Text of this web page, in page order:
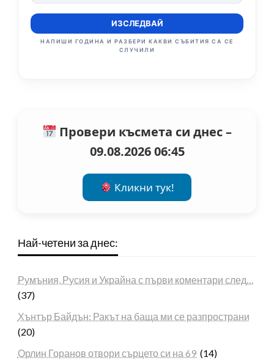
ИЗСЛЕДВАЙ
НАПИШИ ГОДИНА И РАЗБЕРИ КАКВИ СЪБИТИЯ СА СЕ
СЛУЧИЛИ
Провери късмета си днес –
09.08.2026 06:45
Кликни тук!
Най-четени за днес:
Румъния, Русия и Украйна с първи коментари след…
(37)
Хънтър Байдън: Ракът на баща ми се разпространи
(20)
Орлин Горанов отвори сърцето си на 69 (14)